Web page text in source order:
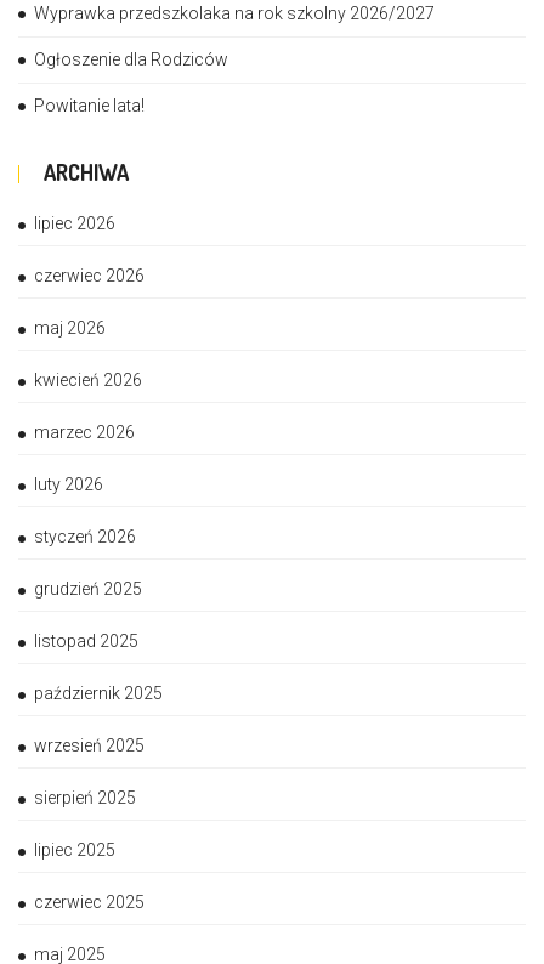
Wyprawka przedszkolaka na rok szkolny 2026/2027
Ogłoszenie dla Rodziców
Powitanie lata!
ARCHIWA
lipiec 2026
czerwiec 2026
maj 2026
kwiecień 2026
marzec 2026
luty 2026
styczeń 2026
grudzień 2025
listopad 2025
październik 2025
wrzesień 2025
sierpień 2025
lipiec 2025
czerwiec 2025
maj 2025